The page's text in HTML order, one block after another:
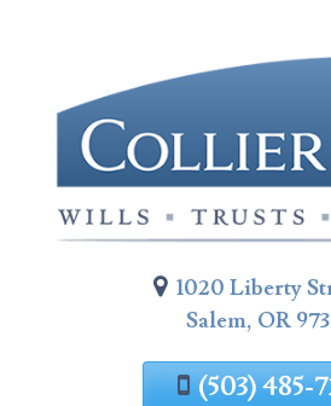
contenido
de
página
1020 Liberty
Salem, OR
(503) 485-